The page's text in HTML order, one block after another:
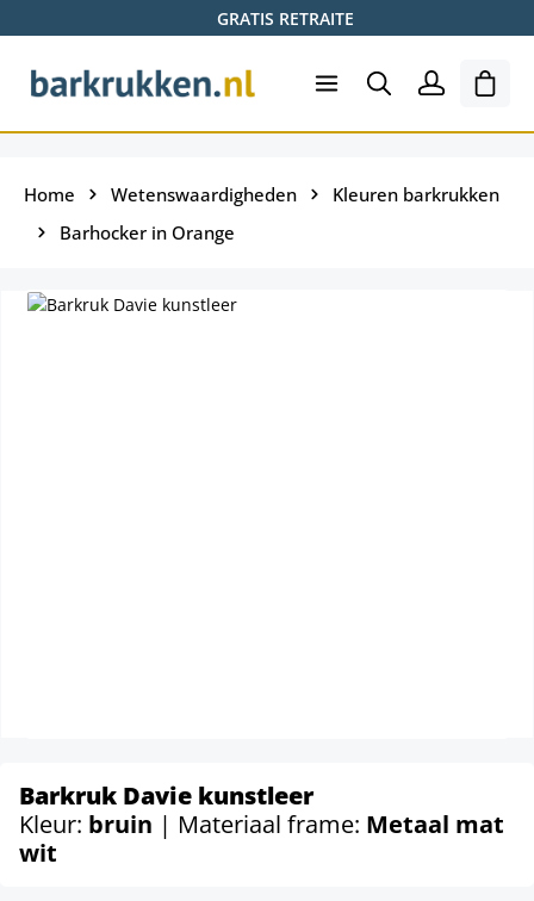
GRATIS RETRAITE
Home Wetenswaardigheden
Kleuren barkrukken
Barhocker in Orange
Barkruk Davie kunstleer
Kleur: bruin | Materiaal frame: Metaal mat
wit